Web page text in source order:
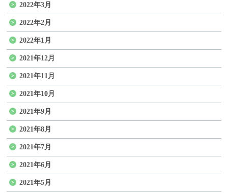
2022年3月
2022年2月
2022年1月
2021年12月
2021年11月
2021年10月
2021年9月
2021年8月
2021年7月
2021年6月
2021年5月